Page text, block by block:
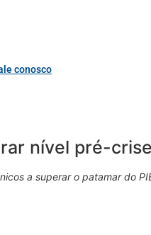
conosco
nível pré-
a superar o patamar do